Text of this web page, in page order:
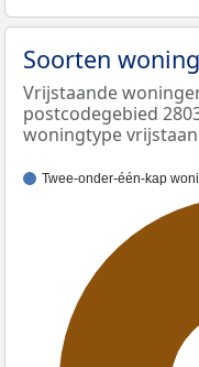
Soorten
Vrijstaande
postcodegebied
woningtype
Twee-onder-één-kap